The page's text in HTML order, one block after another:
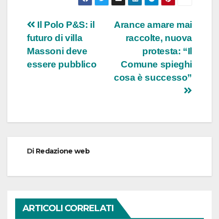
Navigazione
articoli
Arance amare mai
raccolte, nuova
protesta: “Il
Comune spieghi
cosa è successo”
Il Polo P&S: il
futuro di villa
Massoni deve
essere pubblico
Di Redazione web
ARTICOLI CORRELATI